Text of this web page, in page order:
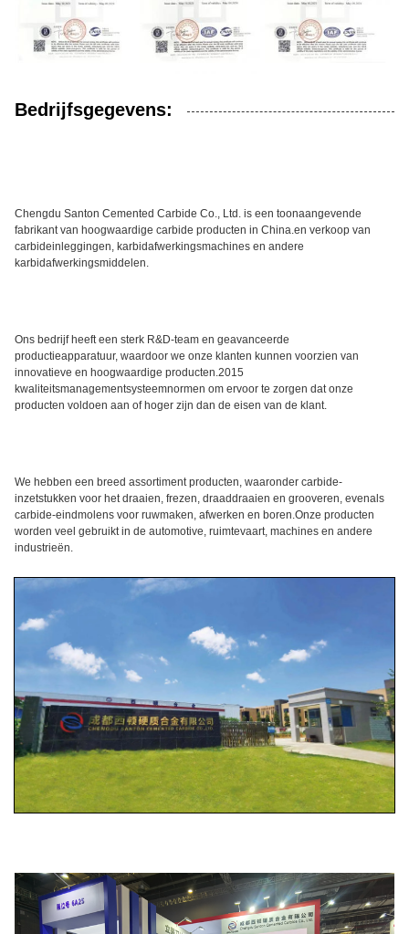
Bedrijfsgegevens:
Chengdu Santon Cemented Carbide Co., Ltd. is een toonaangevende
fabrikant van hoogwaardige carbide producten in China.en verkoop van
carbideinleggingen, karbidafwerkingsmachines en andere
karbidafwerkingsmiddelen.
Ons bedrijf heeft een sterk R&D-team en geavanceerde
productieapparatuur, waardoor we onze klanten kunnen voorzien van
innovatieve en hoogwaardige producten.2015
kwaliteitsmanagementsysteemnormen om ervoor te zorgen dat onze
producten voldoen aan of hoger zijn dan de eisen van de klant.
We hebben een breed assortiment producten, waaronder carbide-
inzetstukken voor het draaien, frezen, draaddraaien en grooveren, evenals
carbide-eindmolens voor ruwmaken, afwerken en boren.Onze producten
worden veel gebruikt in de automotive, ruimtevaart, machines en andere
industrieën.